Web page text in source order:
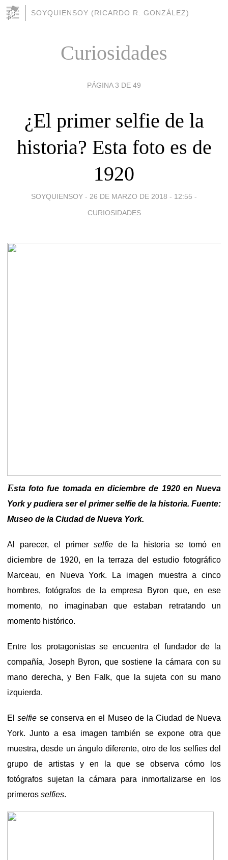
SOYQUIENSOY (RICARDO R. GONZÁLEZ)
Curiosidades
PÁGINA 3 DE 49
¿El primer selfie de la
historia? Esta foto es de
1920
SOYQUIENSOY - 26 DE MARZO DE 2018 - 12:55 -
CURIOSIDADES
Esta foto fue tomada en diciembre de 1920 en Nueva
York y pudiera ser el primer selfie de la historia. Fuente:
Museo de la Ciudad de Nueva York.
Al parecer, el primer selfiede la historia se tomó en
diciembre de 1920, en la terraza del estudio fotográfico
Marceau, en Nueva York. La imagen muestra a cinco
hombres, fotógrafos de la empresa Byron que, en ese
momento, no imaginaban que estaban retratando un
momento histórico.
Entre los protagonistas se encuentra el fundador de la
compañía, Joseph Byron, que sostiene la cámara con su
mano derecha, y Ben Falk, que la sujeta con su mano
izquierda.
Elselfie se conserva en el Museo de la Ciudad de Nueva
York. Junto a esa imagen también se expone otra que
muestra, desde un ángulo diferente, otro de los selfies del
grupo de artistas y en la que se observa cómo los
fotógrafos sujetan la cámara para inmortalizarse en los
primeros selfies.